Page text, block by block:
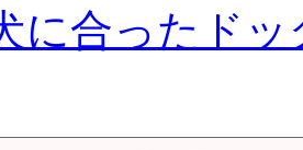
に合ったド